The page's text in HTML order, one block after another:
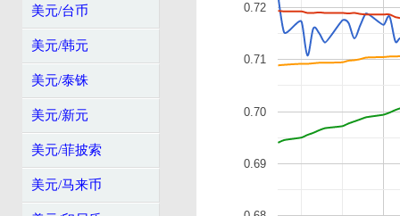
美元/台币
美元/韩元
美元/泰铢
美元/新元
美元/菲披索
美元/马来币
0.69
0.70
0.71
0.72